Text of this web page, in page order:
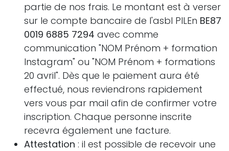
partie de nos frais. Le montant est à verser
sur le compte bancaire de l'asbl PILEn BE87
0019 6885 7294 avec comme
communication "NOM Prénom + formation
Instagram" ou "NOM Prénom + formations
20 avril". Dès que le paiement aura été
effectué, nous reviendrons rapidement
vers vous par mail afin de confirmer votre
inscription. Chaque personne inscrite
recevra également une facture.
Attestation : il est possible de recevoir une